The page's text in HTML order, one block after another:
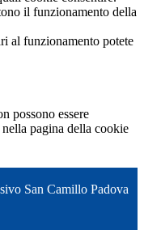
il funzionamento della
al funzionamento potete
possono essere
pagina della cookie
San Camillo Padova